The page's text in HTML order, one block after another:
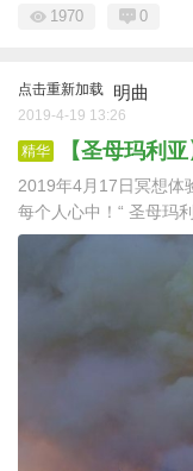
1970 0
点击重新加载 明曲
2019-4-19 13:26
精华 【圣母玛利
2019年4月17日冥想体
每个人心中！“ 圣母玛